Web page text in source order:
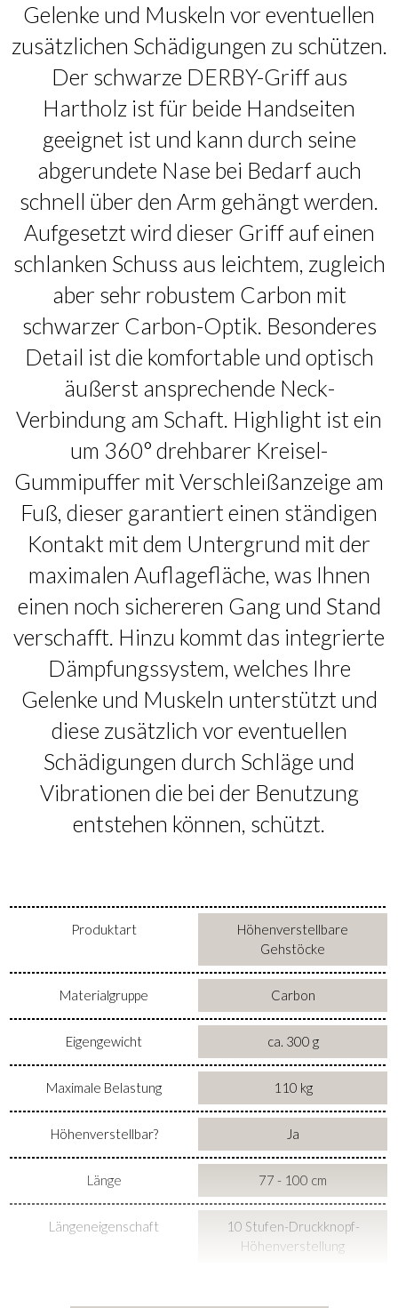
Gelenke und Muskeln vor eventuellen
zusätzlichen Schädigungen zu schützen.
Der schwarze DERBY-Griff aus
Hartholz ist für beide Handseiten
geeignet ist und kann durch seine
abgerundete Nase bei Bedarf auch
schnell über den Arm gehängt werden.
Aufgesetzt wird dieser Griff auf einen
schlanken Schuss aus leichtem, zugleich
aber sehr robustem Carbon mit
schwarzer Carbon-Optik. Besonderes
Detail ist die komfortable und optisch
äußerst ansprechende Neck-
Verbindung am Schaft. Highlight ist ein
um 360° drehbarer Kreisel-
Gummipuffer mit Verschleißanzeige am
Fuß, dieser garantiert einen ständigen
Kontakt mit dem Untergrund mit der
maximalen Auflagefläche, was Ihnen
einen noch sichereren Gang und Stand
verschafft. Hinzu kommt das integrierte
Dämpfungssystem, welches Ihre
Gelenke und Muskeln unterstützt und
diese zusätzlich vor eventuellen
Schädigungen durch Schläge und
Vibrationen die bei der Benutzung
entstehen können, schützt.
Produktart
Höhenverstellbare
Gehstöcke
Materialgruppe Carbon
Eigengewicht ca. 300 g
Maximale Belastung 110 kg
Höhenverstellbar? Ja
Länge 77 - 100 cm
Längeneigenschaft
10 Stufen-Druckknopf-
Höhenverstellung